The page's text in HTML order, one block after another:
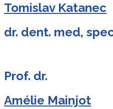
Tomislav Katanec
dr. dent. med,
Prof. dr.
Amélie Mainjot